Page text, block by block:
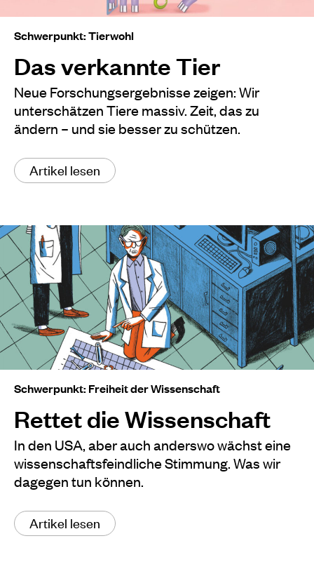
Schwerpunkt: Tierwohl
Das verkannte Tier
Neue Forschungsergebnisse zeigen: Wir
unterschätzen Tiere massiv. Zeit, das zu
ändern – und sie besser zu schützen.
Artikel lesen
Schwerpunkt: Freiheit der Wissenschaft
Rettet die Wissenschaft
In den USA, aber auch anderswo wächst eine
wissenschaftsfeindliche Stimmung. Was wir
dagegen tun können.
Artikel lesen